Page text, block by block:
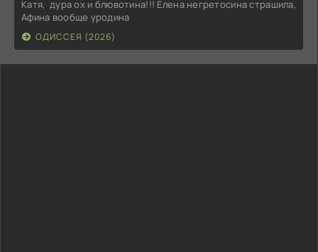
Катя, дура ох и блювотина!!! Елена негретосина страшила,
Афина вообще уродина
ОДИССЕЯ (2026)